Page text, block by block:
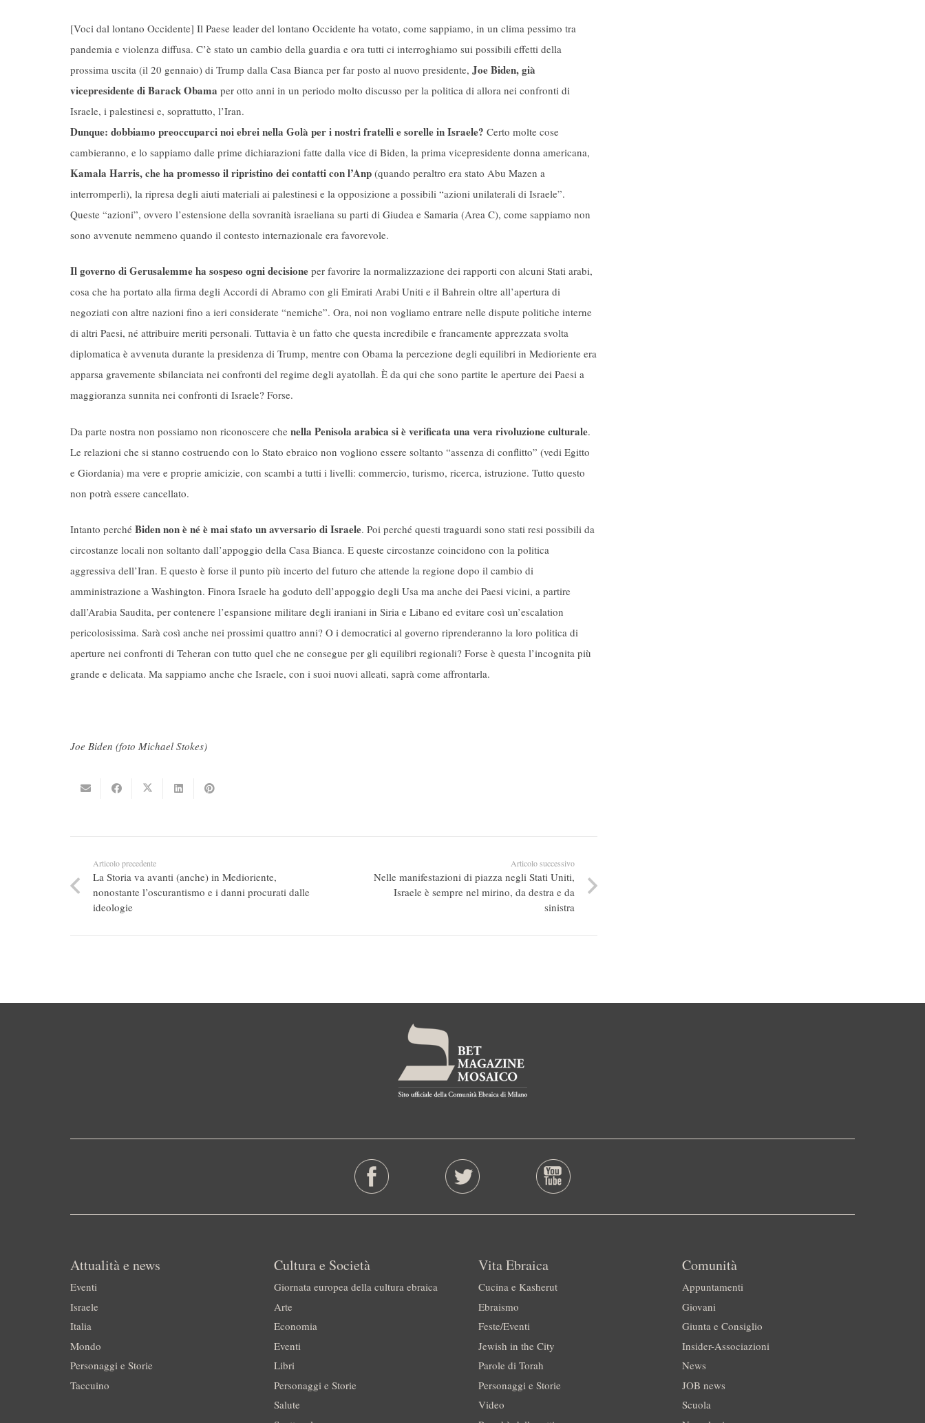
[Voci dal lontano Occidente] Il Paese leader del lontano Occidente ha votato, come sappiamo, in un clima pessimo tra
pandemia e violenza diffusa. C’è stato un cambio della guardia e ora tutti ci interroghiamo sui possibili effetti della
prossima uscita (il 20 gennaio) di Trump dalla Casa Bianca per far posto al nuovo presidente, Joe Biden, già
vicepresidente di Barack Obama per otto anni in un periodo molto discusso per la politica di allora nei confronti di
Israele, i palestinesi e, soprattutto, l’Iran.
Dunque: dobbiamo preoccuparci noi ebrei nella Golà per i nostri fratelli e sorelle in Israele? Certo molte cose
cambieranno, e lo sappiamo dalle prime dichiarazioni fatte dalla vice di Biden, la prima vicepresidente donna americana,
Kamala Harris, che ha promesso il ripristino dei contatti con l’Anp (quando peraltro era stato Abu Mazen a
interromperli), la ripresa degli aiuti materiali ai palestinesi e la opposizione a possibili “azioni unilaterali di Israele”.
Queste “azioni”, ovvero l’estensione della sovranità israeliana su parti di Giudea e Samaria (Area C), come sappiamo non
sono avvenute nemmeno quando il contesto internazionale era favorevole.
Il governo di Gerusalemme ha sospeso ogni decisione per favorire la normalizzazione dei rapporti con alcuni Stati arabi,
cosa che ha portato alla firma degli Accordi di Abramo con gli Emirati Arabi Uniti e il Bahrein oltre all’apertura di
negoziati con altre nazioni fino a ieri considerate “nemiche”. Ora, noi non vogliamo entrare nelle dispute politiche interne
di altri Paesi, né attribuire meriti personali. Tuttavia è un fatto che questa incredibile e francamente apprezzata svolta
diplomatica è avvenuta durante la presidenza di Trump, mentre con Obama la percezione degli equilibri in Medioriente era
apparsa gravemente sbilanciata nei confronti del regime degli ayatollah. È da qui che sono partite le aperture dei Paesi a
maggioranza sunnita nei confronti di Israele? Forse.
Da parte nostra non possiamo non riconoscere che nella Penisola arabica si è verificata una vera rivoluzione culturale.
Le relazioni che si stanno costruendo con lo Stato ebraico non vogliono essere soltanto “assenza di conflitto” (vedi Egitto
e Giordania) ma vere e proprie amicizie, con scambi a tutti i livelli: commercio, turismo, ricerca, istruzione. Tutto questo
non potrà essere cancellato.
Intanto perché Biden non è né è mai stato un avversario di Israele. Poi perché questi traguardi sono stati resi possibili da
circostanze locali non soltanto dall’appoggio della Casa Bianca. E queste circostanze coincidono con la politica
aggressiva dell’Iran. E questo è forse il punto più incerto del futuro che attende la regione dopo il cambio di
amministrazione a Washington. Finora Israele ha goduto dell’appoggio degli Usa ma anche dei Paesi vicini, a partire
dall’Arabia Saudita, per contenere l’espansione militare degli iraniani in Siria e Libano ed evitare così un’escalation
pericolosissima. Sarà così anche nei prossimi quattro anni? O i democratici al governo riprenderanno la loro politica di
aperture nei confronti di Teheran con tutto quel che ne consegue per gli equilibri regionali? Forse è questa l’incognita più
grande e delicata. Ma sappiamo anche che Israele, con i suoi nuovi alleati, saprà come affrontarla.
Joe Biden (foto Michael Stokes)
Articolo precedente
La Storia va avanti (anche) in Medioriente,
nonostante l’oscurantismo e i danni procurati dalle
ideologie
Articolo successivo
Nelle manifestazioni di piazza negli Stati Uniti,
Israele è sempre nel mirino, da destra e da
sinistra
Attualità e news
Eventi
Israele
Italia
Mondo
Personaggi e Storie
Taccuino
Cultura e Società
Giornata europea della cultura ebraica
Arte
Economia
Eventi
Libri
Personaggi e Storie
Salute
Vita Ebraica
Cucina e Kasherut
Ebraismo
Feste/Eventi
Jewish in the City
Parole di Torah
Personaggi e Storie
Video
Comunità
Appuntamenti
Giovani
Giunta e Consiglio
Insider-Associazioni
News
JOB news
Scuola